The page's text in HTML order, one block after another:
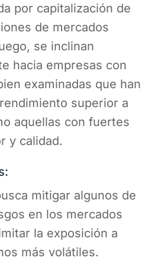
por capitalización de
de mercados
se inclinan
hacia empresas con
examinadas que han
superior a
aquellas con fuertes
y calidad.
mitigar algunos de
en los mercados
la exposición a
más volátiles.